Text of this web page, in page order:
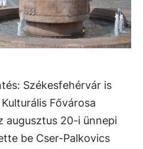
Székesfehérvár is
Fővárosa
augusztus 20-i ünnepi
be Cser-Palkovics